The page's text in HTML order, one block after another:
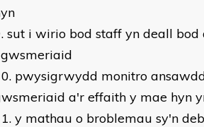
sut i wirio bod staff yn deall
pwysigrwydd monitro
a'r effaith y mae hyn
y mathau o broblemau sy'n